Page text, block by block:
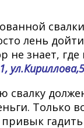
лень
не знает,
свалку
Только